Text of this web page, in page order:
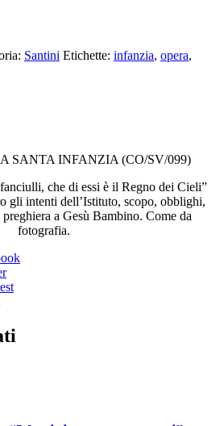
Santini Etichette: infanzia, opera,
SANTA INFANZIA (CO/SV/099)
che di essi è il Regno dei Cieli”
gli intenti dell’Istituto, scopo, obblighi,
a Gesù Bambino. Come da
fotografia.